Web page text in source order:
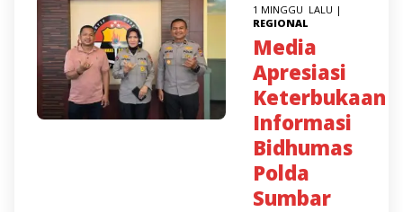
1 MINGGU LALU |
REGIONAL
Media
Apresiasi
Keterbukaan
Informasi
Bidhumas
Polda
Sumbar